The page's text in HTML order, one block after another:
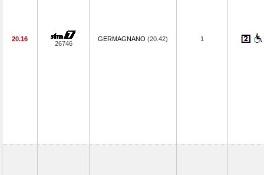
20.16
26746
GERMAGNANO (20.42) 1